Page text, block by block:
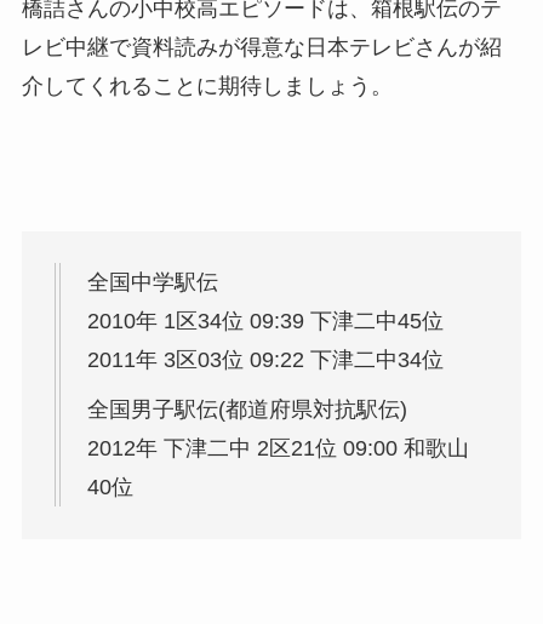
橋詰さんの小中校高エピソードは、箱根駅伝のテ
レビ中継で資料読みが得意な日本テレビさんが紹
介してくれることに期待しましょう。
全国中学駅伝
2010年 1区34位 09:39 下津二中45位
2011年 3区03位 09:22 下津二中34位
全国男子駅伝(都道府県対抗駅伝)
2012年 下津二中 2区21位 09:00 和歌山
40位